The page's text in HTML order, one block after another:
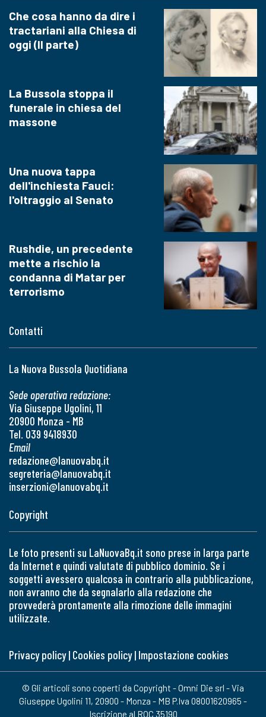
Contatti
La Nuova Bussola Quotidiana
Sede operativa redazione:
Via Giuseppe Ugolini, 11
20900 Monza - MB
Tel. 039 9418930
Email
redazione@lanuovabq.it
segreteria@lanuovabq.it
inserzioni@lanuovabq.it
Che cosa hanno da dire i
tractariani alla Chiesa di
oggi (II parte)
La Bussola stoppa il
funerale in chiesa del
massone
Una nuova tappa
dell'inchiesta Fauci:
l'oltraggio al Senato
Rushdie, un precedente
mette a rischio la
condanna di Matar per
terrorismo
Copyright
Le foto presenti su LaNuovaBq.it sono prese in larga parte
da Internet e quindi valutate di pubblico dominio. Se i
soggetti avessero qualcosa in contrario alla pubblicazione,
non avranno che da segnalarlo alla redazione che
provvederà prontamente alla rimozione delle immagini
utilizzate.
Privacy policy| Cookies policy| Impostazione cookies
© Gli articoli sono coperti da Copyright - Omni Die srl - Via
Giuseppe Ugolini 11, 20900 - Monza - MB P.Iva 08001620965 -
Iscrizione al ROC 35190